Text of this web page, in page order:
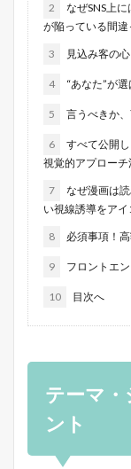
2
なぜSNS上
が陥っている間
3 見込み客の
4 “あなた”が
5 言うべきか
6
すべて公開
視覚的アプローチ
7
なぜ漫画は
い視線誘導をア
8 必須事項！
9 フロントエ
10 目次へ
テーマ
ント